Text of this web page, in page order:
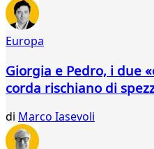
Europa
Giorgia e Pedro, i due
corda rischiano di
di Marco Iasevoli